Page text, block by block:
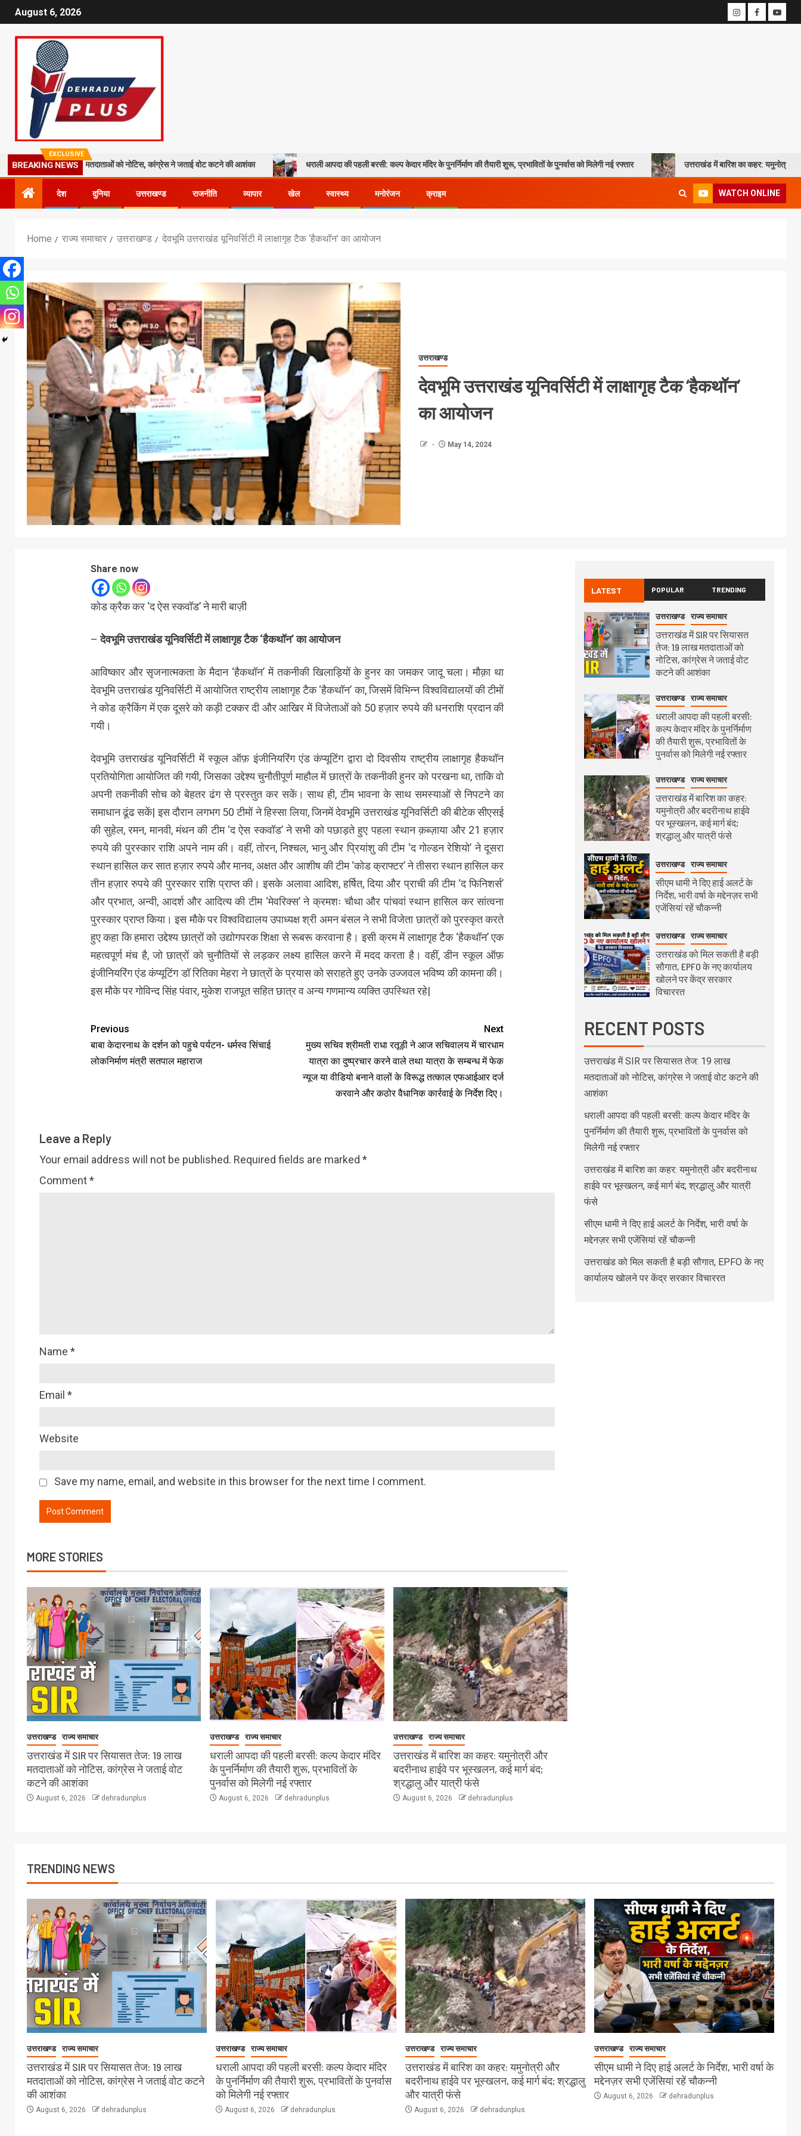
August 6, 2026
EXCLUSIVE
BREAKING NEWS
19 लाख मतदाताओं को नोटिस, कांग्रेस ने जताई वोट कटने की आशंका धराली आपदा की पहली बरसी: कल्प केदार मंदिर के पुनर्निर्माण की तैयारी शुरू, प्रभावितों के पुनर्वास को मिलेगी नई रफ्तार उत्तराखंड में बारिश का कहर: यमुनोत्री और बदरीनाथ
देश दुनिया उत्तराखण्ड राजनीति व्यापार खेल स्वास्थ्य मनोरंजन क्राइम WATCH ONLINE
Home राज्य समाचार उत्तराखण्ड देवभूमि उत्तराखंड यूनिवर्सिटी में लाक्षागृह टैक ‘हैकथॉन’ का आयोजन
उत्तराखण्ड
देवभूमि उत्तराखंड यूनिवर्सिटी में लाक्षागृह टैक ‘हैकथॉन’
का आयोजन
May 14, 2024
Share now
कोड क्रैक कर ‘द ऐस स्कवॉड’ ने मारी बाज़ी
–देवभूमि उत्तराखंड यूनिवर्सिटी में लाक्षागृह टैक ‘हैकथॉन’ का आयोजन
आविष्कार और सृजनात्मकता के मैदान ‘हैकथॉन’ में तकनीकी खिलाड़ियों के हुनर का जमकर जादू चला। मौक़ा था
देवभूमि उत्तराखंड यूनिवर्सिटी में आयोजित राष्ट्रीय लाक्षागृह टैक ‘हैकथॉन’ का, जिसमें विभिन्न विश्वविद्यालयों की टीमों
ने कोड क्रैकिंग में एक दूसरे को कड़ी टक्कर दी और आखिर में विजेताओं को 50 हज़ार रुपये की धनराशि प्रदान की
गयी।
देवभूमि उत्तराखंड यूनिवर्सिटी में स्कूल ऑफ़ इंजीनियरिंग एंड कंप्यूटिंग द्वारा दो दिवसीय राष्ट्रीय लाक्षागृह हैकथॉन
प्रतियोगिता आयोजित की गयी, जिसका उद्देश्य चुनौतीपूर्ण माहौल में छात्रों के तकनीकी हुनर को परखना था, ताकि वो
अपनी तकनीकी सोच को बेहतर ढंग से प्रस्तुत कर सकें। साथ ही, टीम भावना के साथ समस्याओं से निपटने का
समाधान ढूंढ सकें| इस दौरान लगभग 50 टीमों ने हिस्सा लिया, जिनमें देवभूमि उत्तराखंड यूनिवर्सिटी की बीटेक सीएसई
की सुहेल, रमन, मानवी, मंथन की टीम ‘द ऐस स्कवॉड’ ने सभी को पछाड़ते हुए पहला स्थान क़ब्ज़ाया और 21 हज़ार
रुपये की पुरस्कार राशि अपने नाम की। वहीं, तोरन, निश्चल, भानु और प्रियांशु की टीम ‘द गोल्डन रेशियो’ ने दूसरा
स्थान हासिल कर सात हज़ार रुपये और मानव, अक्षत और आशीष की टीम ‘कोड क्राफ्टर’ ने तीसरा स्थान हासिल कर
तीन हज़ार रुपये की पुरस्कार राशि प्राप्त की। इसके अलावा आदिश, हर्षित, दिया और प्राची की टीम ‘द फिनिशर्स’
और प्रभात, अन्वी, आदर्श और आदित्य की टीम ‘मेवरिक्स’ ने क्रमशः चौथा और पांचवां स्थान हासिल कर सांत्वना
पुरस्कार प्राप्त किया। इस मौके पर विश्वविद्यालय उपाध्यक्ष श्री अमन बंसल ने सभी विजेता छात्रों को पुरस्कृत करते
हुए कहा कि हमारा उद्देश्य छात्रों को उद्योगपरक शिक्षा से रूबरू करवाना है। इसी क्रम में लाक्षागृह टैक ‘हैकथॉन’ एक
महत्वपूर्ण मंच है, जो छात्रों को चुनौतियों से लड़कर लक्ष्य हासिल करने में मदद करता है। वहीं, डीन स्कूल ऑफ़
इंजीनियरिंग एंड कंप्यूटिंग डॉ रितिका मेहरा ने छात्रों के प्रयास को सराहते हुए उनके उज्जवल भविष्य की कामना की।
इस मौके पर गोविन्द सिंह पंवार, मुकेश राजपूत सहित छात्र व अन्य गणमान्य व्यक्ति उपस्थित रहे|
Previous
बाबा केदारनाथ के दर्शन को पहुचे पर्यटन- धर्मस्व सिंचाई
लोकनिर्माण मंत्री सतपाल महाराज
Next
मुख्य सचिव श्रीमती राधा रतूड़ी ने आज सचिवालय में चारधाम
यात्रा का दुष्प्रचार करने वाले तथा यात्रा के सम्बन्ध में फेक
न्यूज या वीडियो बनाने वालों के विरूद्ध तत्काल एफआईआर दर्ज
करवाने और कठोर वैधानिक कार्रवाई के निर्देश दिए।
Leave a Reply
Your email address will not be published. Required fields are marked *
Comment*
Name *
Email *
Website
Save my name, email, and website in this browser for the next time I comment.
MORE STORIES
उत्तराखण्ड राज्य समाचार
उत्तराखंड में SIR पर सियासत तेज: 19 लाख
मतदाताओं को नोटिस, कांग्रेस ने जताई वोट
कटने की आशंका
August 6, 2026 dehradunplus
उत्तराखण्ड राज्य समाचार
धराली आपदा की पहली बरसी: कल्प केदार मंदिर
के पुनर्निर्माण की तैयारी शुरू, प्रभावितों के
पुनर्वास को मिलेगी नई रफ्तार
August 6, 2026 dehradunplus
उत्तराखण्ड राज्य समाचार
उत्तराखंड में बारिश का कहर: यमुनोत्री और
बदरीनाथ हाईवे पर भूस्खलन, कई मार्ग बंद;
श्रद्धालु और यात्री फंसे
August 6, 2026 dehradunplus
LATEST POPULAR TRENDING
उत्तराखण्ड राज्य समाचार
उत्तराखंड में SIR पर सियासत
तेज: 19 लाख मतदाताओं को
नोटिस, कांग्रेस ने जताई वोट
कटने की आशंका
उत्तराखण्ड राज्य समाचार
धराली आपदा की पहली बरसी:
कल्प केदार मंदिर के पुनर्निर्माण
की तैयारी शुरू, प्रभावितों के
पुनर्वास को मिलेगी नई रफ्तार
उत्तराखण्ड राज्य समाचार
उत्तराखंड में बारिश का कहर:
यमुनोत्री और बदरीनाथ हाईवे
पर भूस्खलन, कई मार्ग बंद;
श्रद्धालु और यात्री फंसे
उत्तराखण्ड राज्य समाचार
सीएम धामी ने दिए हाई अलर्ट के
निर्देश, भारी वर्षा के मद्देनज़र सभी
एजेंसियां रहें चौकन्नी
उत्तराखण्ड राज्य समाचार
उत्तराखंड को मिल सकती है बड़ी
सौगात, EPFO के नए कार्यालय
खोलने पर केंद्र सरकार
विचाररत
RECENT POSTS
उत्तराखंड में SIR पर सियासत तेज: 19 लाख
मतदाताओं को नोटिस, कांग्रेस ने जताई वोट कटने की
आशंका
धराली आपदा की पहली बरसी: कल्प केदार मंदिर के
पुनर्निर्माण की तैयारी शुरू, प्रभावितों के पुनर्वास को
मिलेगी नई रफ्तार
उत्तराखंड में बारिश का कहर: यमुनोत्री और बदरीनाथ
हाईवे पर भूस्खलन, कई मार्ग बंद; श्रद्धालु और यात्री
फंसे
सीएम धामी ने दिए हाई अलर्ट के निर्देश, भारी वर्षा के
मद्देनज़र सभी एजेंसियां रहें चौकन्नी
उत्तराखंड को मिल सकती है बड़ी सौगात, EPFO के नए
कार्यालय खोलने पर केंद्र सरकार विचाररत
TRENDING NEWS
उत्तराखण्ड राज्य समाचार
उत्तराखंड में SIR पर सियासत तेज: 19 लाख
मतदाताओं को नोटिस, कांग्रेस ने जताई वोट कटने
की आशंका
August 6, 2026 dehradunplus
उत्तराखण्ड राज्य समाचार
धराली आपदा की पहली बरसी: कल्प केदार मंदिर
के पुनर्निर्माण की तैयारी शुरू, प्रभावितों के पुनर्वास
को मिलेगी नई रफ्तार
August 6, 2026 dehradunplus
उत्तराखण्ड राज्य समाचार
उत्तराखंड में बारिश का कहर: यमुनोत्री और
बदरीनाथ हाईवे पर भूस्खलन, कई मार्ग बंद; श्रद्धालु
और यात्री फंसे
August 6, 2026 dehradunplus
उत्तराखण्ड राज्य समाचार
सीएम धामी ने दिए हाई अलर्ट के निर्देश, भारी वर्षा के
मद्देनज़र सभी एजेंसियां रहें चौकन्नी
August 6, 2026 dehradunplus